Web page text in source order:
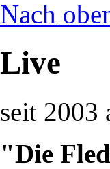
Nach
Live
seit 2003
"Die